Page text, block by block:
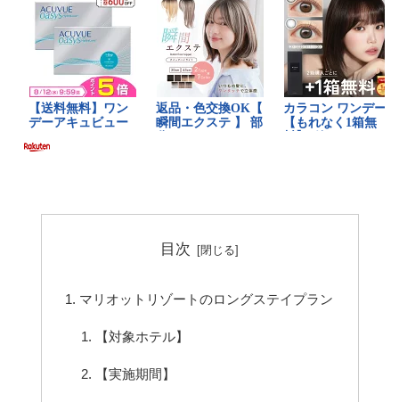
目次
マリオットリゾートのロングステイプラン
【対象ホテル】
【実施期間】